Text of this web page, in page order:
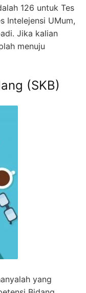
126 untuk Tes
Intelejensi UMum,
Jika kalian
menuju
(SKB)
yang